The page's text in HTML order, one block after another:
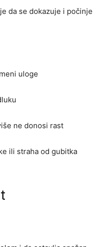
da se dokazuje i počinje
uloge
ne donosi rast
ili straha od gubitka